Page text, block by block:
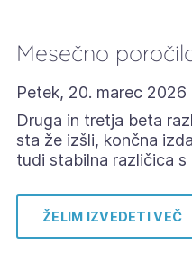
Mesečno
Petek, 20. marec 2026
Druga in tretja beta
sta že izšli, končna
tudi stabilna različica s
ŽELIM IZVEDETI VEČ